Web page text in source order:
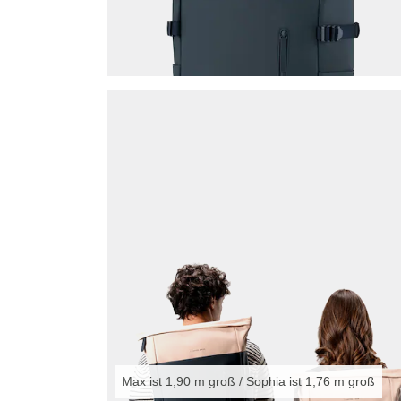
Max ist 1,90 m groß / Sophia ist 1,76 m groß